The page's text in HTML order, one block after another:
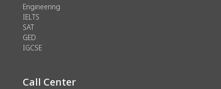
Engineering
IELTS
SAT
GED
IGCSE
Call Center